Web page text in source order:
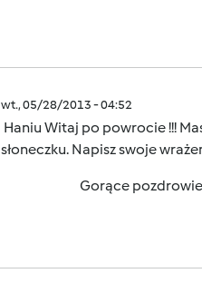
wt., 05/28/2013 - 04:52
Haniu Witaj po powrocie !!!
słoneczku. Napisz swoje
Gorące